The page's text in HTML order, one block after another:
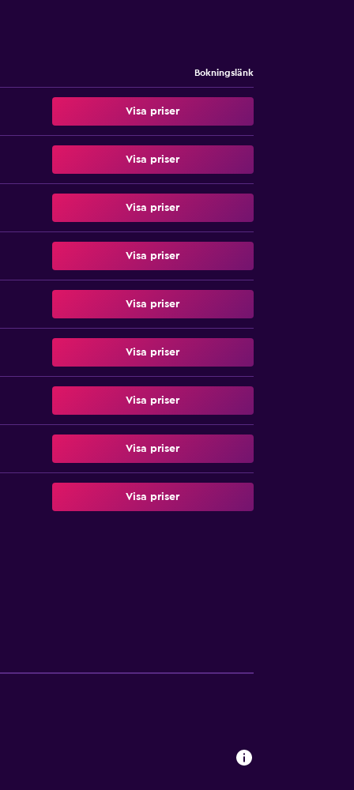
Bokningslänk
Visa priser
Visa priser
Visa priser
Visa priser
Visa priser
Visa priser
Visa priser
Visa priser
Visa priser